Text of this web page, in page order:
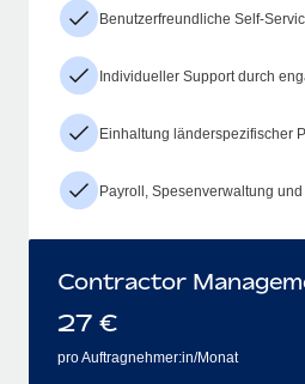
Benutzerfreundliche Self-
Individueller Support durch
Einhaltung länderspezifischer
Payroll, Spesenverwaltung
Contractor
27 €
pro Auftragnehmer:in/Monat